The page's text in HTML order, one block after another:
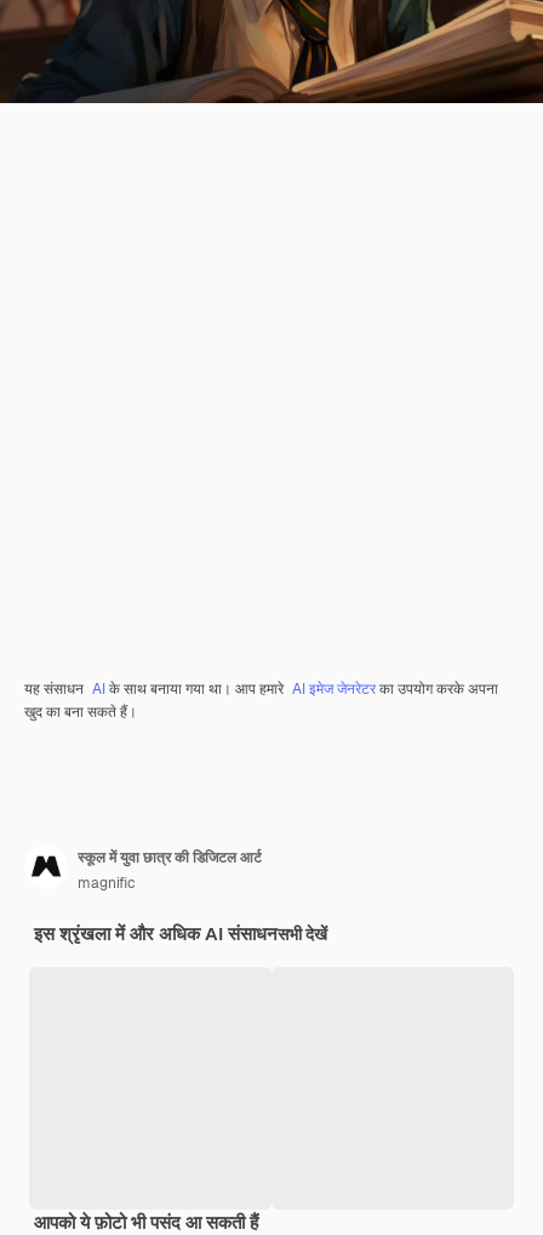
यह संसाधन AIके साथ बनाया गया था। आप हमारे AI इमेज जेनरेटरका उपयोग करके अपना
खुद का बना सकते हैं।
स्कूल में युवा छात्र की डिजिटल आर्ट
magnific
इस श्रृंखला में और अधिक AI संसाधनसभी देखें
आपको ये फ़ोटो भी पसंद आ सकती हैं